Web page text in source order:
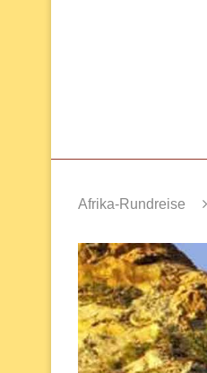
Afrika-Rundreise